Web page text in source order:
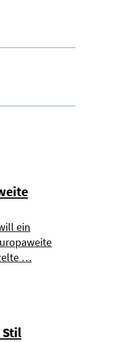
ein
…